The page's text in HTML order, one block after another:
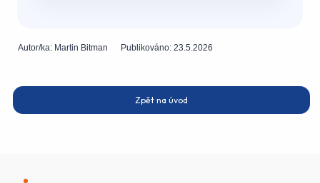
Autor/ka: Martin Bitman Publikováno: 23.5.2026
Zpět na úvod